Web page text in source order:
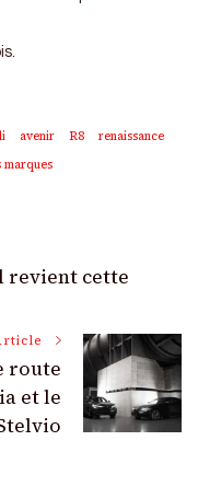
avenir R8
renaissance
marques
revient cette
route
et le